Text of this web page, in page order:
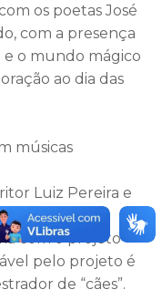
os poetas José
com a presença
e o mundo mágico
ao dia das
músicas
Luiz Pereira e
com o projeto
pelo projeto é
de “cães”.